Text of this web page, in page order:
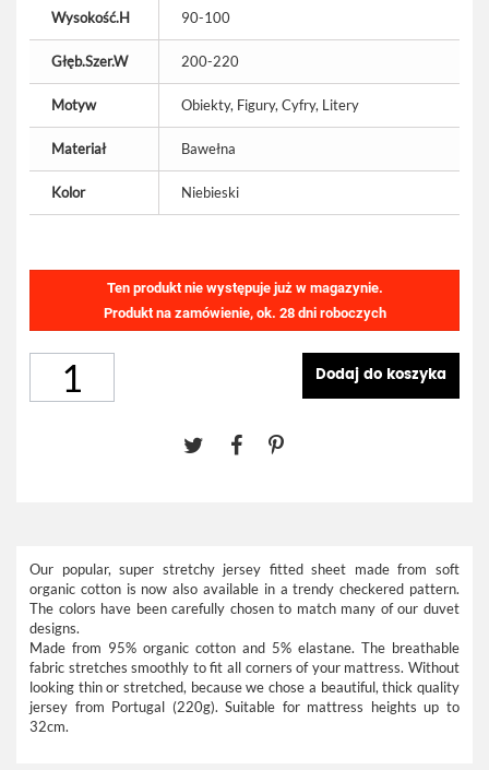
Wysokość.H 90-100
Głęb.Szer.W 200-220
Motyw Obiekty, Figury, Cyfry, Litery
Materiał Bawełna
Kolor Niebieski
Ten produkt nie występuje już w magazynie.
Produkt na zamówienie, ok. 28 dni roboczych
Dodaj do koszyka
Our popular, super stretchy jersey fitted sheet made from soft
organic cotton is now also available in a trendy checkered pattern.
The colors have been carefully chosen to match many of our duvet
designs.
Made from 95% organic cotton and 5% elastane. The breathable
fabric stretches smoothly to fit all corners of your mattress. Without
looking thin or stretched, because we chose a beautiful, thick quality
jersey from Portugal (220g). Suitable for mattress heights up to
32cm.